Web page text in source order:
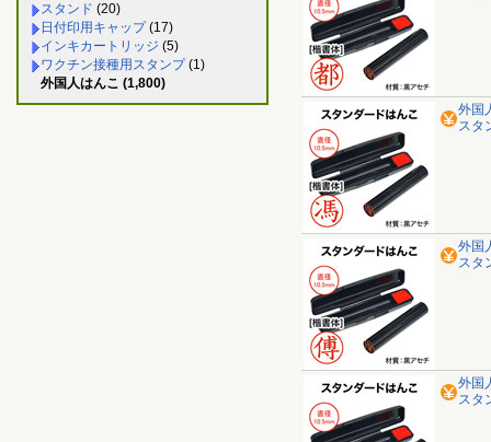
スタンド (20)
日付印用キャップ(17)
インキカートリッジ (5)
ワクチン接種用スタンプ(1)
外国人はんこ (1,800)
外国
スタ
外国
スタ
外国
スタ